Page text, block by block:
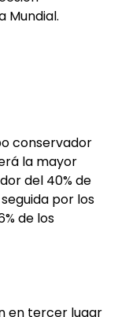
Mundial.
conservador
la mayor
del 40% de
por los
de los
en tercer lugar